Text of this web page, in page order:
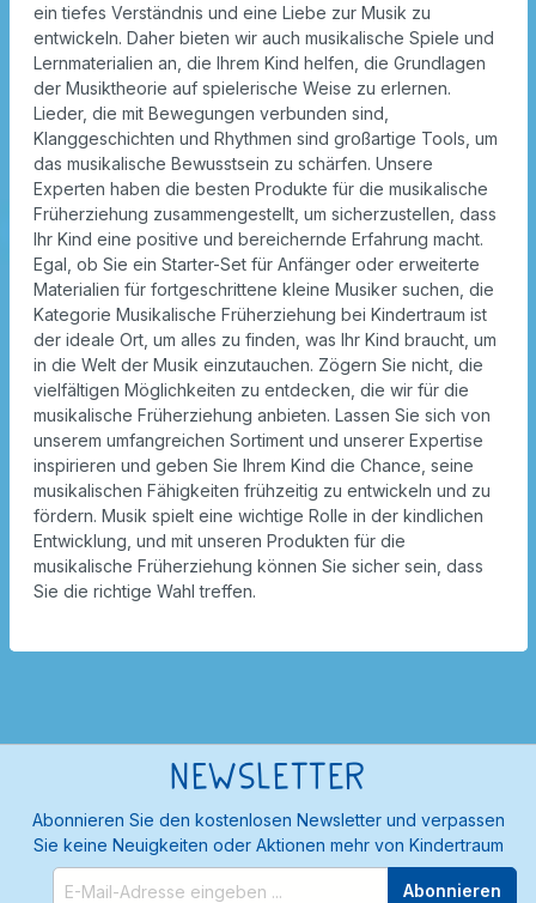
ein tiefes Verständnis und eine Liebe zur Musik zu
entwickeln. Daher bieten wir auch musikalische Spiele und
Lernmaterialien an, die Ihrem Kind helfen, die Grundlagen
der Musiktheorie auf spielerische Weise zu erlernen.
Lieder, die mit Bewegungen verbunden sind,
Klanggeschichten und Rhythmen sind großartige Tools, um
das musikalische Bewusstsein zu schärfen. Unsere
Experten haben die besten Produkte für die musikalische
Früherziehung zusammengestellt, um sicherzustellen, dass
Ihr Kind eine positive und bereichernde Erfahrung macht.
Egal, ob Sie ein Starter-Set für Anfänger oder erweiterte
Materialien für fortgeschrittene kleine Musiker suchen, die
Kategorie Musikalische Früherziehung bei Kindertraum ist
der ideale Ort, um alles zu finden, was Ihr Kind braucht, um
in die Welt der Musik einzutauchen. Zögern Sie nicht, die
vielfältigen Möglichkeiten zu entdecken, die wir für die
musikalische Früherziehung anbieten. Lassen Sie sich von
unserem umfangreichen Sortiment und unserer Expertise
inspirieren und geben Sie Ihrem Kind die Chance, seine
musikalischen Fähigkeiten frühzeitig zu entwickeln und zu
fördern. Musik spielt eine wichtige Rolle in der kindlichen
Entwicklung, und mit unseren Produkten für die
musikalische Früherziehung können Sie sicher sein, dass
Sie die richtige Wahl treffen.
Newsletter
Abonnieren Sie den kostenlosen Newsletter und verpassen
Sie keine Neuigkeiten oder Aktionen mehr von Kindertraum
Abonnieren